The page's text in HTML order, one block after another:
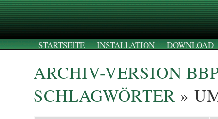
STARTSEITE INSTALLATION DOWNLOAD
ARCHIV-VERSION
SCHLAGWÖRTER»